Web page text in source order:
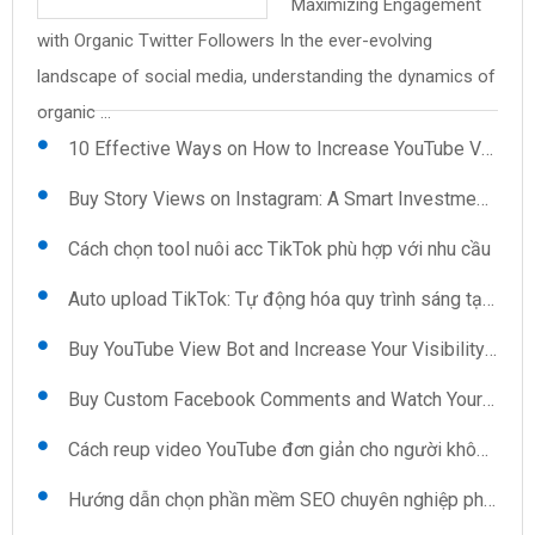
Uploader: Features You
Can't Ignore .cs59BBC98{text-align:left;text-
indent:0pt;margin:12pt 0pt 12pt ...
Maximizing Engagement
with Organic Twitter Followers In the ever-evolving
landscape of social media, understanding the dynamics of
organic ...
mềm quét số điện thoại
trên Google Map Trong thời đại số hóa hiện nay, việc thu
thập ...
pháp cho những ai ngại
giao tiếp Khi xã hội ngày càng phát triển, việc kết nối và ...
Save Time and Effort on
Video Uploads In the fast-paced world of content
creation, efficiency is key, especially when it ...
and Views: The Secret to
Instant Credibility In today's digital landscape, having a
robust presence on platforms like ...
Reup video YouTube: Kỹ thuật và mẹo
10 Effective Ways on How to Increase YouTube Views Automatically
Buy Story Views on Instagram: A Smart Investment for Growth
Cách chọn tool nuôi acc TikTok phù hợp với nhu cầu
Auto upload TikTok: Tự động hóa quy trình sáng tạo nội dung
Buy YouTube View Bot and Increase Your Visibility Now
Buy Custom Facebook Comments and Watch Your Interaction Soar
Cách reup video YouTube đơn giản cho người không chuyên
Hướng dẫn chọn phần mềm SEO chuyên nghiệp phù hợp cho doanh nghiệp